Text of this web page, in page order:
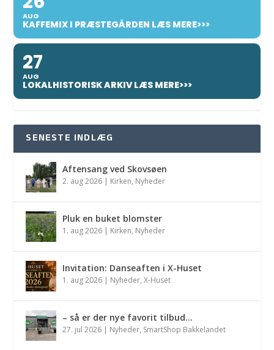
AUG
KAFFEMIX I PRÆSTEGÅRDEN LÆS MERE>>>
27
AUG
LOKALHISTORISK ARKIV LÆS MERE>>>
SENESTE INDLÆG
Aftensang ved Skovsøen
2. aug 2026 | Kirken, Nyheder
Pluk en buket blomster
1. aug 2026 | Kirken, Nyheder
Invitation: Danseaften i X-Huset
1. aug 2026 | Nyheder,X-Huset
– så er der nye favorit tilbud…
27. jul 2026 | Nyheder, SmartShop Bakkelandet